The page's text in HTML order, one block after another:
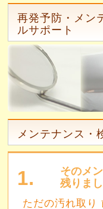
再発予防・メン
ルサポート
メンテナンス・
1.
そのメ
残りま
ただの汚れ取り